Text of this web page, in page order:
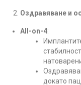
Оздравяване и
All-on-4:
докато